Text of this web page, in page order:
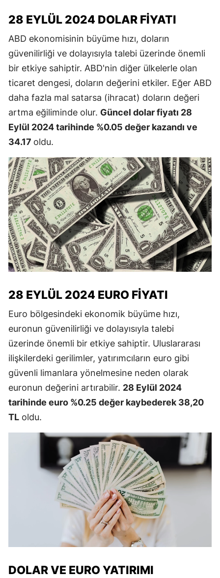
28 EYLÜL 2024 DOLAR FIYATI
ABD ekonomisinin büyüme hızı, doların
güvenilirliği ve dolayısıyla talebi üzerinde önemli
bir etkiye sahiptir. ABD'nin diğer ülkelerle olan
ticaret dengesi, doların değerini etkiler. Eğer ABD
daha fazla mal satarsa (ihracat) doların değeri
artma eğiliminde olur. Güncel dolar fiyatı 28
Eylül 2024 tarihinde %0.05 değer kazandı ve
34.17 oldu.
28 EYLÜL 2024 EURO FIYATI
Euro bölgesindeki ekonomik büyüme hızı,
euronun güvenilirliği ve dolayısıyla talebi
üzerinde önemli bir etkiye sahiptir. Uluslararası
ilişkilerdeki gerilimler, yatırımcıların euro gibi
güvenli limanlara yönelmesine neden olarak
euronun değerini artırabilir. 28 Eylül 2024
tarihinde euro %0.25 değer kaybederek 38,20
TL oldu.
DOLAR VE EURO YATIRIMI